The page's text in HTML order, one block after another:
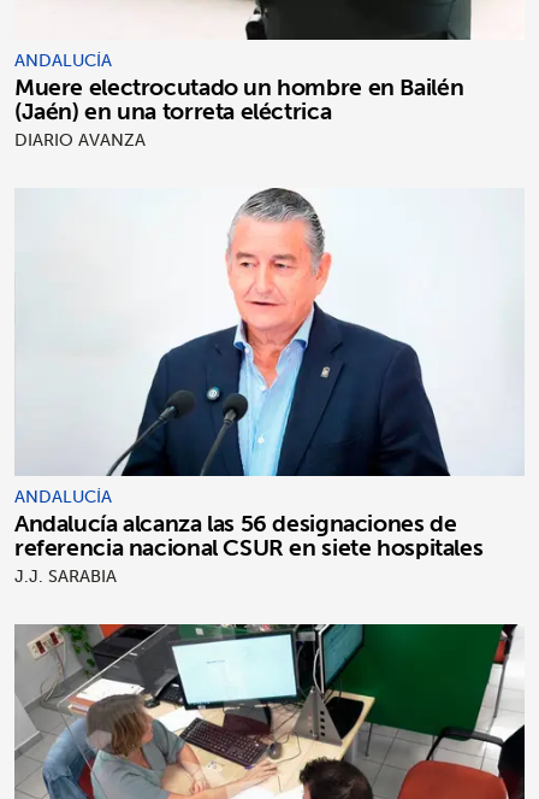
ANDALUCÍA
Muere electrocutado un hombre en Bailén
(Jaén) en una torreta eléctrica
DIARIO AVANZA
ANDALUCÍA
Andalucía alcanza las 56 designaciones de
referencia nacional CSUR en siete hospitales
J.J. SARABIA